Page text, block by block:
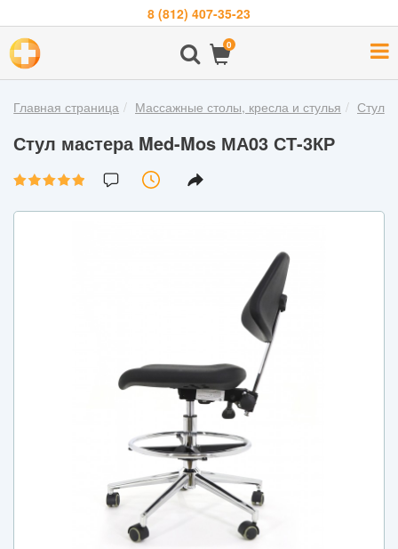
8 (812) 407-35-23
0
О
компании
Бренды
Покупателям
Новости
Акции
Главная страница Массажные столы, кресла и стулья
Стул мастера Med-Mos МА03 СТ-3КР